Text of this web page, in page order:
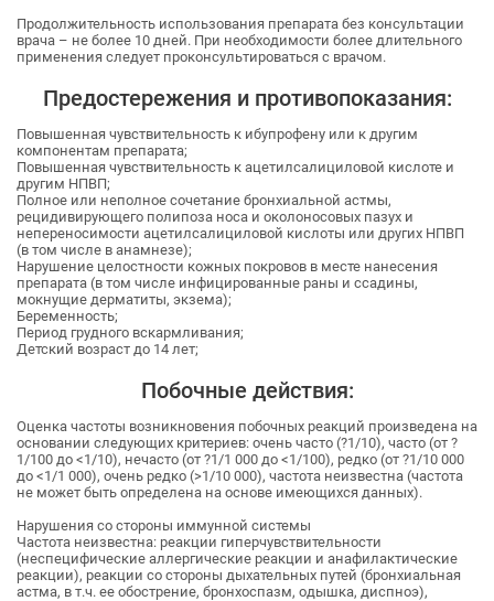
Продолжительность использования препарата без консультации
врача – не более 10 дней. При необходимости более длительного
применения следует проконсультироваться с врачом.
Предостережения и противопоказания:
Повышенная чувствительность к ибупрофену или к другим
компонентам препарата;
Повышенная чувствительность к ацетилсалициловой кислоте и
другим НПВП;
Полное или неполное сочетание бронхиальной астмы,
рецидивирующего полипоза носа и околоносовых пазух и
непереносимости ацетилсалициловой кислоты или других НПВП
(в том числе в анамнезе);
Нарушение целостности кожных покровов в месте нанесения
препарата (в том числе инфицированные раны и ссадины,
мокнущие дерматиты, экзема);
Беременность;
Период грудного вскармливания;
Детский возраст до 14 лет;
Побочные действия:
Оценка частоты возникновения побочных реакций произведена на
основании следующих критериев: очень часто (?1/10), часто (от ?
1/100 до <1/10), нечасто (от ?1/1 000 до <1/100), редко (от ?1/10 000
до <1/1 000), очень редко (>1/10 000), частота неизвестна (частота
не может быть определена на основе имеющихся данных).
Нарушения со стороны иммунной системы
Частота неизвестна: реакции гиперчувствительности
(неспецифические аллергические реакции и анафилактические
реакции), реакции со стороны дыхательных путей (бронхиальная
астма, в т.ч. ее обострение, бронхоспазм, одышка, диспноэ),